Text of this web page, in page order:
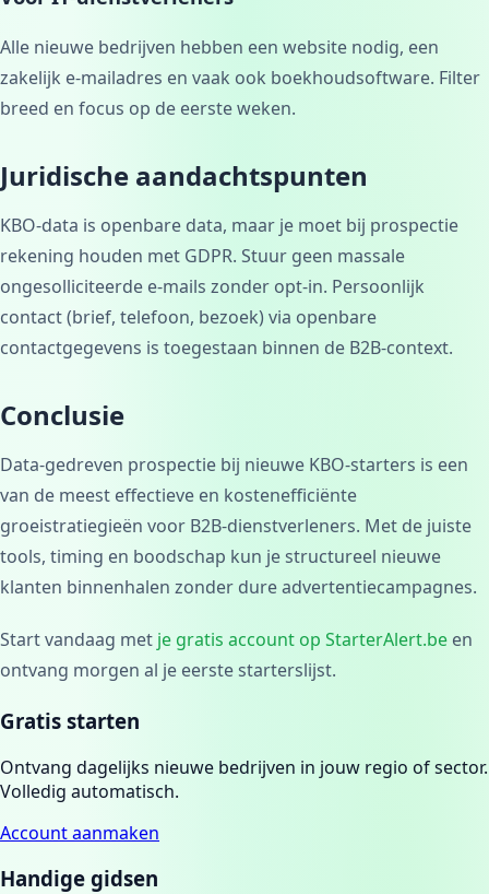
Alle nieuwe bedrijven hebben een website nodig, een
zakelijk e-mailadres en vaak ook boekhoudsoftware. Filter
breed en focus op de eerste weken.
Juridische aandachtspunten
KBO-data is openbare data, maar je moet bij prospectie
rekening houden met GDPR. Stuur geen massale
ongesolliciteerde e-mails zonder opt-in. Persoonlijk
contact (brief, telefoon, bezoek) via openbare
contactgegevens is toegestaan binnen de B2B-context.
Conclusie
Data-gedreven prospectie bij nieuwe KBO-starters is een
van de meest effectieve en kostenefficiënte
groeistratiegieën voor B2B-dienstverleners. Met de juiste
tools, timing en boodschap kun je structureel nieuwe
klanten binnenhalen zonder dure advertentiecampagnes.
Start vandaag met je gratis account op StarterAlert.be en
ontvang morgen al je eerste starterslijst.
Gratis starten
Ontvang dagelijks nieuwe bedrijven in jouw regio of sector.
Volledig automatisch.
Account aanmaken
Handige gidsen